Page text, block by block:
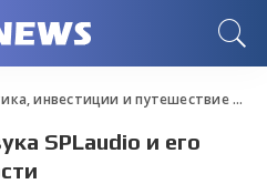
инвестиции и путешествие>
SPLaudio и его